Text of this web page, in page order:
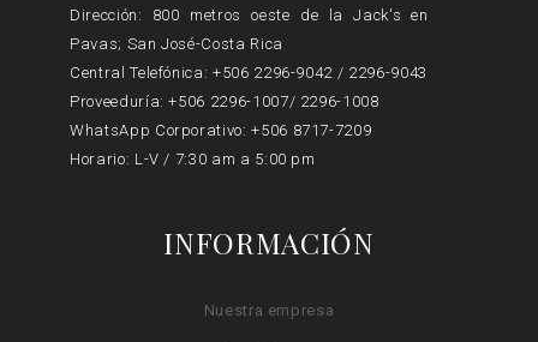
Dirección: 800 metros oeste de la Jack's en
Pavas; San José-Costa Rica
Central Telefónica: +506 2296-9042 / 2296-9043
Proveeduría: +506 2296-1007/ 2296-1008
WhatsApp Corporativo: +506 8717-7209
Horario: L-V / 7:30 am a 5:00 pm
INFORMACIÓN
Nuestra empresa